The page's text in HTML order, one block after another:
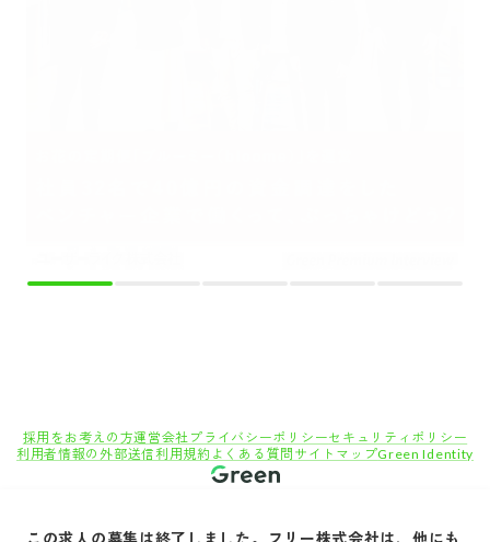
この求人の募集は終了しました。 フリー株式会社は、他にも
採用をお考えの方運営会社 プライバシーポリシーセキュリティポリシー
利用者情報の外部送信利用規約 よくある質問 サイトマップGreen Identity